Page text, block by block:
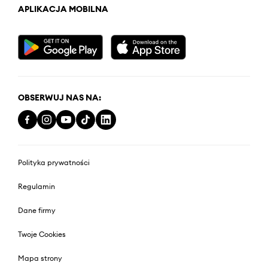
APLIKACJA MOBILNA
OBSERWUJ NAS NA:
Polityka prywatności
Regulamin
Dane firmy
Twoje Cookies
Mapa strony